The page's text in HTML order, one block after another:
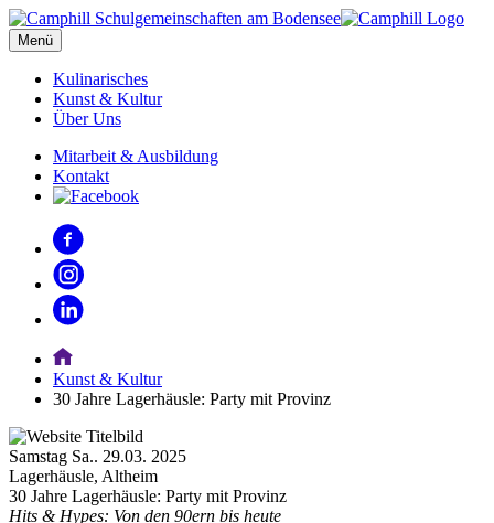
Menü
Kulinarisches
Kunst & Kultur
Über Uns
Mitarbeit & Ausbildung
Kontakt
Kunst & Kultur
30 Jahre Lagerhäusle: Party mit Provinz
Samstag Sa.. 29.03. 2025
Lagerhäusle, Altheim
30 Jahre Lagerhäusle: Party mit Provinz
Hits & Hypes: Von den 90ern bis heute